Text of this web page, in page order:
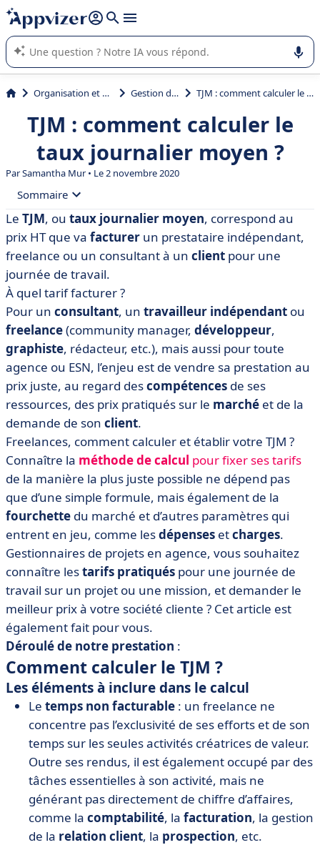
répondre (plusieurs lignes avec
L'IA de Appvizer vous guide dans l'utilisation ou la sélection de
logiciel SaaS en entreprise.
Organisation et planification Gestion de projet TJM : comment calculer le taux journalier moyen ?
TJM : comment calculer le
taux journalier moyen ?
ParSamantha Mur• Le 2 novembre 2020
Sommaire
• Comment calculer le TJM ?
• Exemples de TJM par secteur d’activité
• Comment suivre ses indicateurs à partir du TJM ?
• Trouver le bon équilibre
Le TJM, ou taux journalier moyen, correspond au
prix HT que va facturer un prestataire indépendant,
freelance ou un consultant à un client pour une
journée de travail.
À quel tarif facturer ?
Pour un consultant, un travailleur indépendant ou
freelance(community manager, développeur,
graphiste, rédacteur, etc.), mais aussi pour toute
agence ou ESN, l’enjeu est de vendre sa prestation au
prix juste, au regard descompétences de ses
ressources, des prix pratiqués sur le marché et de la
demande de son client.
Freelances, comment calculer et établir votre TJM ?
Connaître la méthode de calcul pour fixer ses tarifs
de la manière la plus juste possible ne dépend pas
que d’une simple formule, mais également de la
fourchette du marché et d’autres paramètres qui
entrent en jeu, comme lesdépenses etcharges.
Gestionnaires de projets en agence, vous souhaitez
connaître lestarifs pratiqués pour une journée de
travail sur un projet ou une mission, et demander le
meilleur prix à votre société cliente ? Cet article est
également fait pour vous.
Déroulé de notre prestation :
Comment calculer le TJM ?
Les éléments à inclure dans le calcul
Le temps non facturable : un freelance ne
concentre pas l’exclusivité de ses efforts et de son
temps sur les seules activités créatrices de valeur.
Outre ses rendus, il est également occupé par des
tâches essentielles à son activité, mais ne
générant pas directement de chiffre d’affaires,
comme la comptabilité, la facturation, la gestion
de la relation client, la prospection, etc.